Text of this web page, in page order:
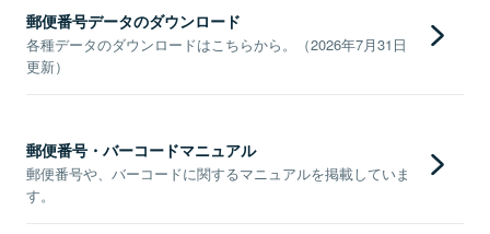
郵便番号データのダウンロード
各種データのダウンロードはこちらから。（2026年7月31日
更新）
郵便番号・バーコードマニュアル
郵便番号や、バーコードに関するマニュアルを掲載していま
す。